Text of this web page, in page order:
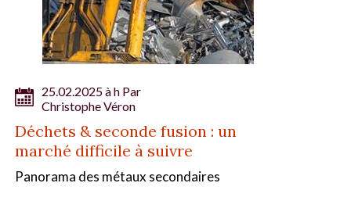
25.02.2025 à h Par
Christophe Véron
Déchets & seconde fusion : un
marché difficile à suivre
Panorama des métaux secondaires